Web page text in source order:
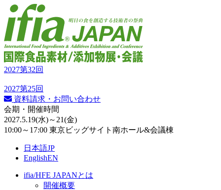
2027第32回
2027第25回
資料請求・お問い合わせ
会期・開催時間
2027.5.19(水)～21(金)
10:00～17:00 東京ビッグサイト南ホール&会議棟
日本語JP
EnglishEN
ifia/HFE JAPANとは
開催概要